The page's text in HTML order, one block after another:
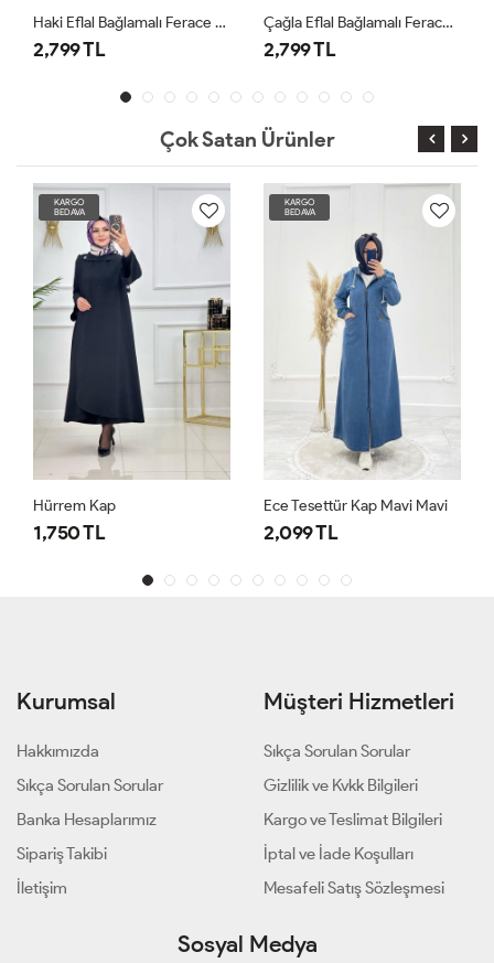
Haki Eflal Bağlamalı Ferace Premium Seri Tesettür Giyim
TL
Çağla Eflal Bağlamalı Ferace Premium Seri Tesettür Giyim
2,799 TL
Çok Satan Ürünler
KARGO
BEDAVA
Hürrem Kap
1,750 TL
KARGO
BEDAVA
Ece Tesettür Kap Mavi Mavi
2,099 TL
Kurumsal
Hakkımızda
Sıkça Sorulan Sorular
Banka Hesaplarımız
Sipariş Takibi
İletişim
Müşteri Hizmetleri
Sıkça Sorulan Sorular
Gizlilik ve Kvkk Bilgileri
Kargo ve Teslimat Bilgileri
İptal ve İade Koşulları
Mesafeli Satış Sözleşmesi
Sosyal Medya